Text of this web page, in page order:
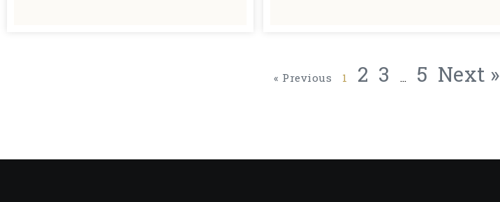
« Previous 1 2 3 … 5 Next »